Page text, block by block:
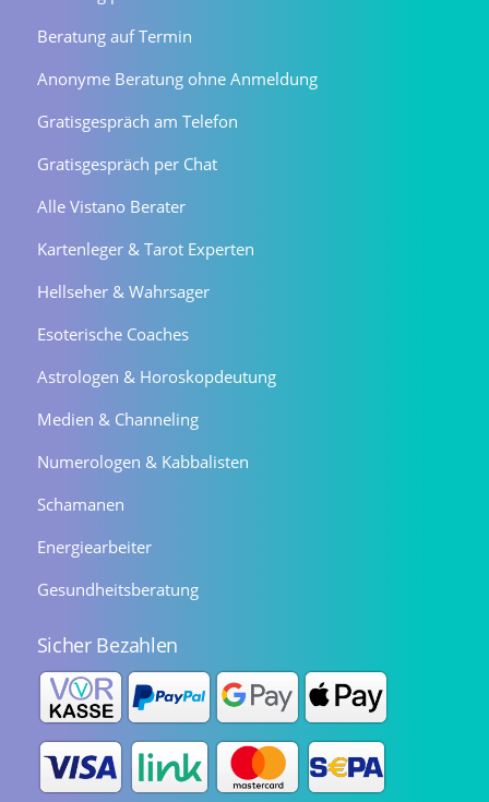
Beratung auf Termin
Anonyme Beratung ohne Anmeldung
Gratisgespräch am Telefon
Gratisgespräch per Chat
Alle Vistano Berater
Kartenleger & Tarot Experten
Hellseher & Wahrsager
Esoterische Coaches
Astrologen & Horoskopdeutung
Medien & Channeling
Numerologen & Kabbalisten
Schamanen
Energiearbeiter
Gesundheitsberatung
Sicher Bezahlen